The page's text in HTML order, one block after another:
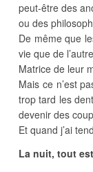
peut-être des
ou des
De même que
vie que de
Matrice de leur
Mais ce n’est
trop tard les
devenir des
Et quand j’ai
La nuit, tout